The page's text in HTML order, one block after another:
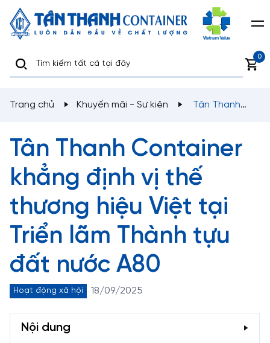
0
Trang chủ Khuyến mãi - Sự kiện
Tân Thanh Container
khẳng định vị thế
thương hiệu Việt tại
Triển lãm Thành tựu
đất nước A80
Hoạt động xã hội 18/09/2025
Nội dung